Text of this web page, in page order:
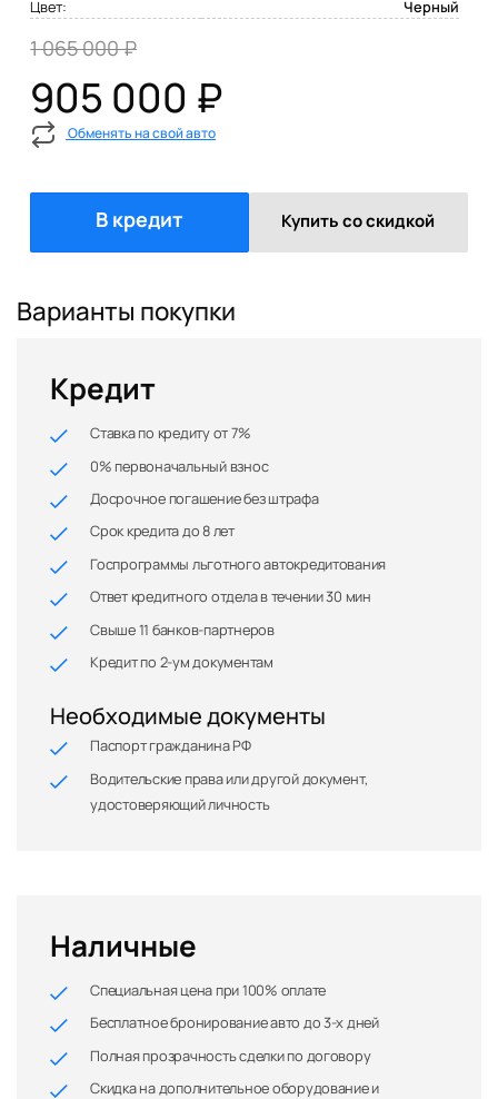
Цвет:
Черный
1 065 000 ₽
905 000 ₽
Обменять на свой авто
В кредит Купить со скидкой
Варианты покупки
Кредит
Ставка по кредиту от 7%
0% первоначальный взнос
Досрочное погашение без штрафа
Срок кредита до 8 лет
Госпрограммы льготного автокредитования
Ответ кредитного отдела в течении 30 мин
Свыше 11 банков-партнеров
Кредит по 2-ум документам
Необходимые документы
Паспорт гражданина РФ
Водительские права или другой документ,
удостоверяющий личность
Наличные
Специальная цена при 100% оплате
Бесплатное бронирование авто до 3-х дней
Полная прозрачность сделки по договору
Скидка на дополнительное оборудование и